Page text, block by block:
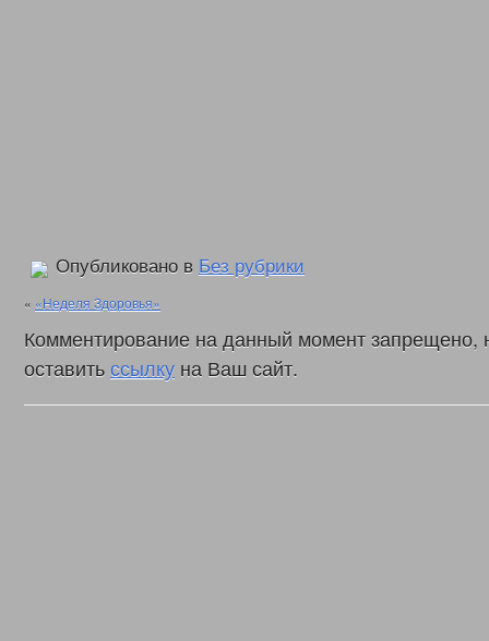
Опубликовано в Без рубрики
« «Неделя Здоровья»
Комментирование на данный момент запрещено,
оставитьссылку на Ваш сайт.